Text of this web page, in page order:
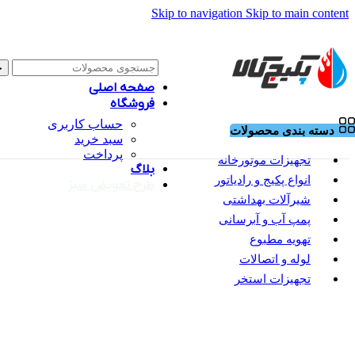
Skip to navigation Skip to main content
دسته بندی محصولات
تجهیزات موتورخانه
انواع پکیج و رادیاتور
شیرآلات بهداشتی
پمپ آب و آبرسانی
تهویه مطبوع
لوله و اتصالات
تجهیزات استخر
صفحه اصلی
فروشگاه
حساب کاربری
سبد خرید
پرداخت
بلاگ